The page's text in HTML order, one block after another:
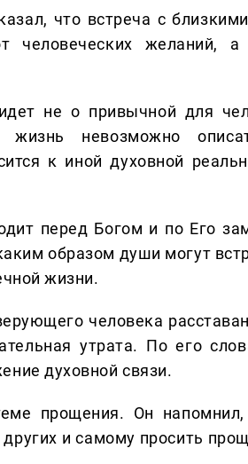
что встреча с
человеческих желаний, а
не о привычной для
жизнь невозможно
к иной духовной
перед Богом и по Его
образом души могут
жизни.
человека
утрата. По его
духовной связи.
прощения. Он напомнил,
и самому просить